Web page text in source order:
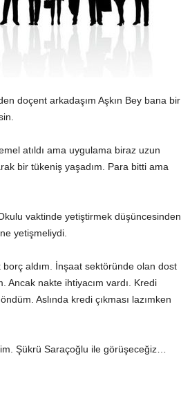
doçent arkadaşım Aşkın Bey bana bir
atıldı ama uygulama biraz uzun
bir tükeniş yaşadım. Para bitti ama
vaktinde yetiştirmek düşüncesinden
yetişmeliydi.
aldım. İnşaat sektöründe olan dost
Ancak nakte ihtiyacım vardı. Kredi
Aslında kredi çıkması lazımken
Şükrü Saraçoğlu ile görüşeceğiz…